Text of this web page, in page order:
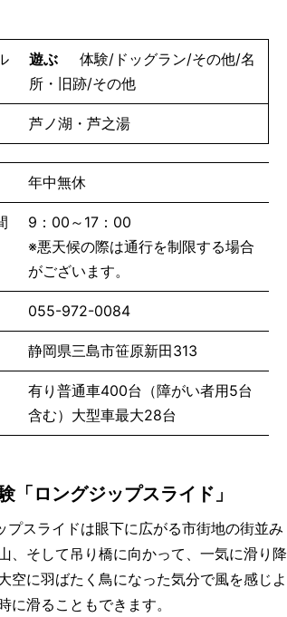
遊ぶ
体験/ドッグラン/その他/名
所・旧跡/その他
芦ノ湖・芦之湯
年中無休
9：00～17：00
※悪天候の際は通行を制限する場合
がございます。
055-972-0084
静岡県三島市笹原新田313
有り普通車400台（障がい者用5台
含む）大型車最大28台
「ロングジップスライド」
スライドは眼下に広がる市街地の街並み
、そして吊り橋に向かって、一気に滑り降
空に羽ばたく鳥になった気分で風を感じよ
に滑ることもできます。